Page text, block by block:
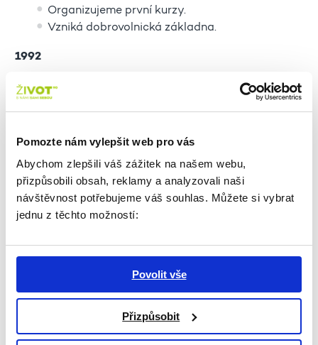
Pomozte nám vylepšit web pro vás
Abychom zlepšili váš zážitek na našem webu,
přizpůsobili obsah, reklamy a analyzovali naši
návštěvnost potřebujeme váš souhlas. Můžete si vybrat
jednu z těchto možností:
Povolit vše
Přizpůsobit
Organizujeme první kurzy.
Vzniká dobrovolnická základna.
1992
Žádáme o první dotace, se kterými přichází
počátek profesionalizace a rozvoj
poskytovaných sociálních služeb - Tísňová
služba, Senior bazar apod.
Nabíráme profesionální zaměstnance.
1993–94
Rozvíjíme nabídku poskytovaných sociálních
svěřen do péče ŽIVOTa 90 zchátralý historický
dům v ul. Karolíny Světlé v centru Prahy.